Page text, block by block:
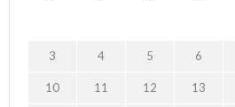
3 4 5 6
10 11 12 13